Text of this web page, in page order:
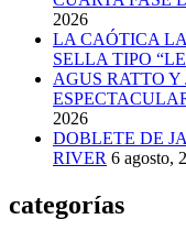
2026
LA CAÓTICA
SELLA TIPO
AGUS RATTO
2026
DOBLETE DE
RIVER 6 agosto,
categorías